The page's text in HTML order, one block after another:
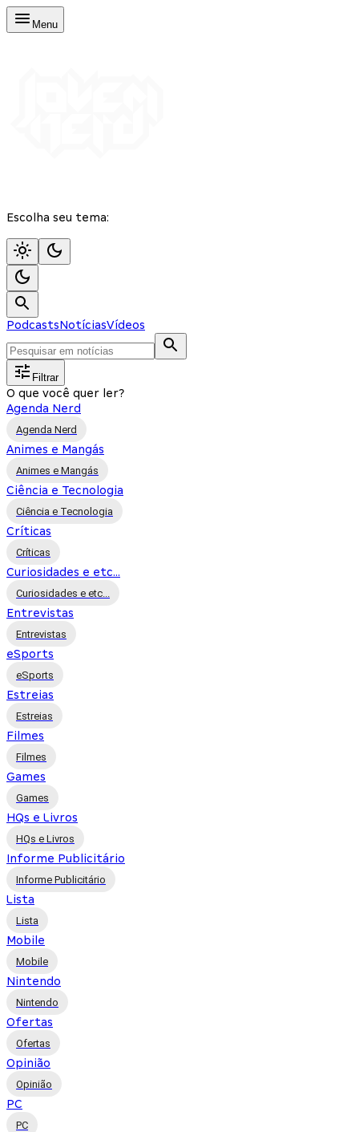
Menu
Escolha seu tema:
PodcastsNotíciasVídeos
Filtrar
O que você quer ler?
Agenda Nerd
Agenda Nerd
Animes e Mangás
Animes e Mangás
Ciência e Tecnologia
Ciência e Tecnologia
Críticas
Críticas
Curiosidades e etc...
Curiosidades e etc...
Entrevistas
Entrevistas
eSports
eSports
Estreias
Estreias
Filmes
Filmes
Games
Games
HQs e Livros
HQs e Livros
Informe Publicitário
Informe Publicitário
Lista
Lista
Mobile
Mobile
Nintendo
Nintendo
Ofertas
Ofertas
Opinião
Opinião
PC
PC